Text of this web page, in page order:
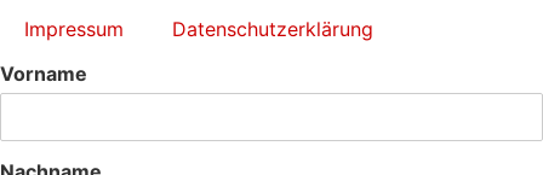
Impressum
Datenschutzerklärung
Vorname